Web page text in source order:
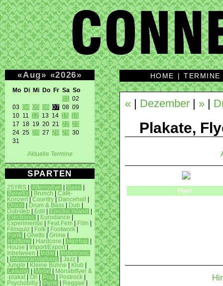
«Aug» «2026»
Mo Di Mi Do Fr Sa So
01
02
03 04 05 06 07 08 09
10 11 12 13 14 15
16
17 18 19 20 21 22
23
24 25 26 27 28 29 30
31
Aktuelle Termine
SPARTEN
25YRS Alternative Bass
Benefiz
Brunch
Café-
Konzert
Country Dancehall
Disco
Drum & Bass Dub
Dubstep
Edit Electric island
Electronic
Eurodance
Experimental
Feat.Fem Film
Filmquiz
Folk Footwork
Funk
Ghetto Grime
Halftime
Hardcore HipHop
House
Import/Export
Inbetween
Indie
Indietronic
Infoveranstaltung Jazz
Jungle
Kleine Bühne Klub
Lesung
Metal
Monatsflyer &
-plakat
Oi! Pop Postrock
Psychobilly
Punk Reggae
HOME |TERMINE
« Dezember »
Plakate,
Flyer